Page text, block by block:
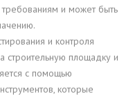
требованиям и может быть
и контроля
строительную площадку и
с помощью
которые